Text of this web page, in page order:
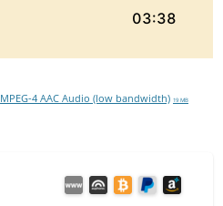
MPEG-4 AAC Audio (low bandwidth) 19 MB